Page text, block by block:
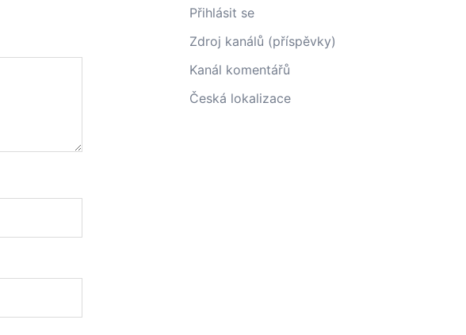
Přihlásit se
Zdroj kanálů (příspěvky)
Kanál komentářů
Česká lokalizace